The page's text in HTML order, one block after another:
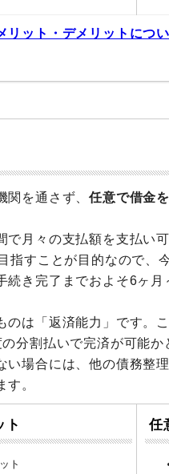
リット・デメリットにつ
関を通さず、任意で借金
で月々の支払額を支払い
指すことが目的なので、
続き完了までおよそ6ヶ月
のは「返済能力」です。
分割払いで完済が可能
い場合には、他の債務整
す。
ト
ト
任